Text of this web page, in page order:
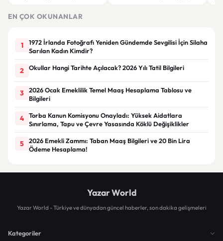
EN ÇOK OKUNANLAR
1
1972 İrlanda Fotoğrafı Yeniden Gündemde Sevgilisi İçin Silaha
Sarılan Kadın Kimdir?
2 Okullar Hangi Tarihte Açılacak? 2026 Yılı Tatil Bilgileri
3
2026 Ocak Emeklilik Temel Maaş Hesaplama Tablosu ve
Bilgileri
4
Torba Kanun Komisyonu Onayladı: Yüksek Aidatlara
Sınırlama, Tapu ve Çevre Yasasında Köklü Değişiklikler
5
2026 Emekli Zammı: Taban Maaş Bilgileri ve 20 Bin Lira
Ödeme Hesaplama!
Yazar World
Yazar World - Türkiye ve dünyadan güncel haberler, son dakika gelişmeleri
Kategoriler